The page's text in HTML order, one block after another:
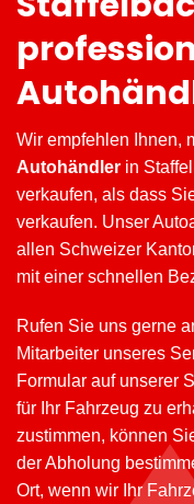
Wir empfehlen Ihnen,
Autohändler in
verkaufen, als dass
verkaufen. Unser
allen Schweizer
mit einer schnellen
Rufen Sie uns gerne
Mitarbeiter unseres
Formular auf unserer
für Ihr Fahrzeug zu
zustimmen, können
der Abholung
Ort, wenn wir Ihr